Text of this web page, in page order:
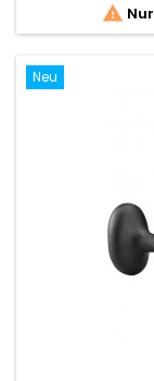

Neu